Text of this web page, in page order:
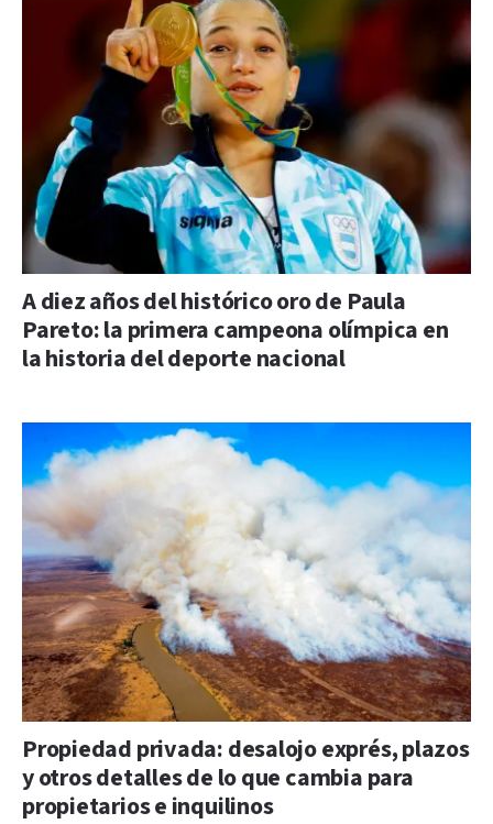
A diez años del histórico oro de Paula
Pareto: la primera campeona olímpica en
la historia del deporte nacional
Propiedad privada: desalojo exprés, plazos
y otros detalles de lo que cambia para
propietarios e inquilinos